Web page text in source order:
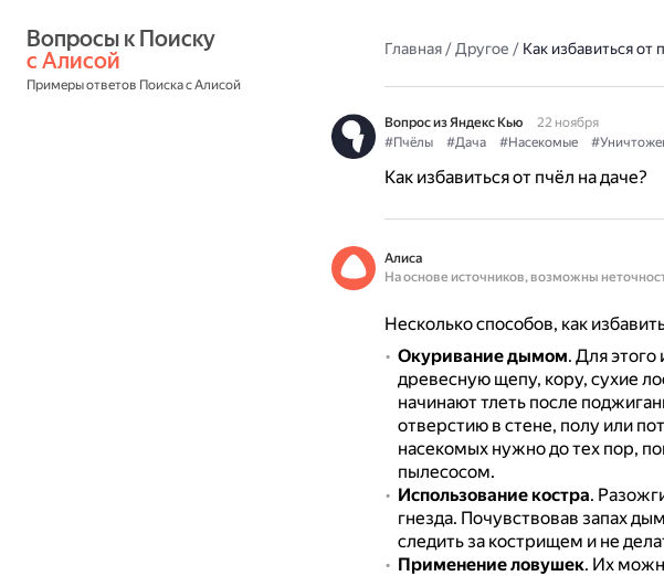
с Алисой
Примеры ответов Поиска с Алисой
Главная/Другое / Как избавиться от
Вопрос из Яндекс Кью
22 ноября
#Пчёлы
#Дача #Насекомые
Как избавиться от пчёл на даче?
Алиса
На основе источников, возможны
Несколько способов, как
Окуривание дымом. Для этого
древесную щепу, кору, сухие
начинают тлеть после
отверстию в стене, полу или
насекомых нужно до тех пор,
пылесосом.
Использование костра.
гнезда. Почувствовав запах
следить за кострищем и не
Применение ловушек. Их